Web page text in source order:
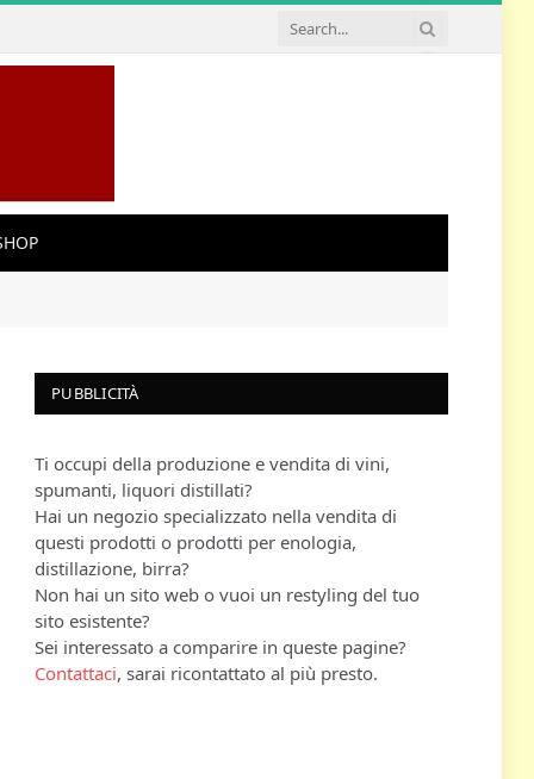
PUBBLICITÀ
Ti occupi della produzione e vendita di vini,
spumanti, liquori distillati?
Hai un negozio specializzato nella vendita di
questi prodotti o prodotti per enologia,
distillazione, birra?
Non hai un sito web o vuoi un restyling del tuo
sito esistente?
Sei interessato a comparire in queste pagine?
Contattaci, sarai ricontattato al più presto.